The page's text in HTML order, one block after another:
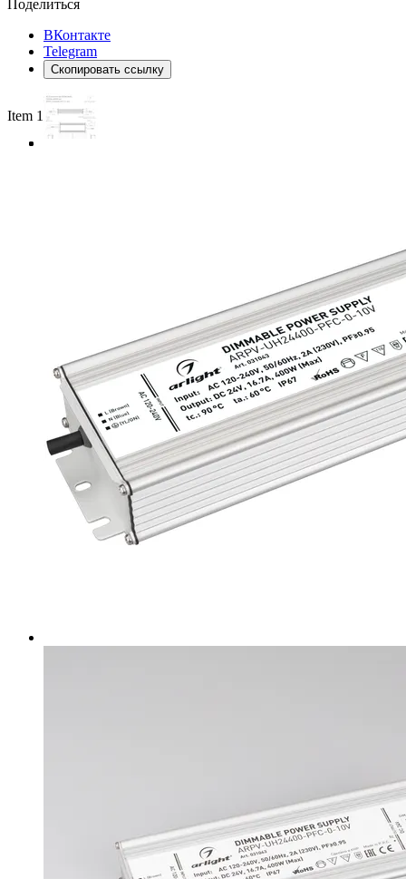
Поделиться
ВКонтакте
Telegram
Скопировать ссылку
Item 1 of 3